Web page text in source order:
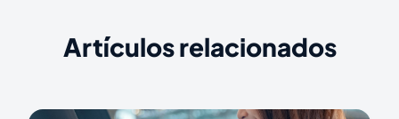
Artículos relacionados